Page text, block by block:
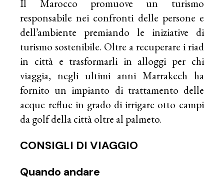
Il Marocco promuove un turismo
responsabile nei confronti delle persone e
dell’ambiente premiando le iniziative di
turismo sostenibile. Oltre a recuperare i riad
in città e trasformarli in alloggi per chi
viaggia, negli ultimi anni Marrakech ha
fornito un impianto di trattamento delle
acque reflue in grado di irrigare otto campi
da golf della città oltre al palmeto.
CONSIGLI DI VIAGGIO
Quando andare